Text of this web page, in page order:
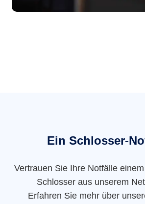
Ein Schlosser-
Vertrauen Sie Ihre Notfälle
Schlosser aus unserem
Erfahren Sie mehr über